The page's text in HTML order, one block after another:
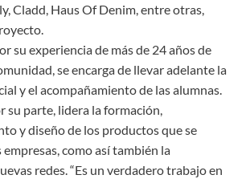
Cladd, Haus Of Denim, entre otras,
su experiencia de más de 24 años de
se encarga de llevar adelante la
y el acompañamiento de las alumnas.
su parte, lidera la formación,
y diseño de los productos que se
empresas, como así también la
redes. “Es un verdadero trabajo en